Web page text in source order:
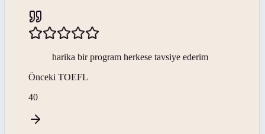
harika bir program herkese tavsiye ederim
Önceki TOEFL
40